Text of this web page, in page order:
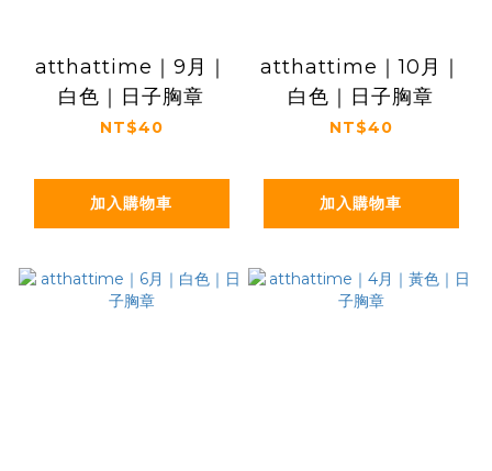
atthattime｜9月｜
白色｜日子胸章
NT$40
加入購物車
atthattime｜10月｜
白色｜日子胸章
NT$40
加入購物車